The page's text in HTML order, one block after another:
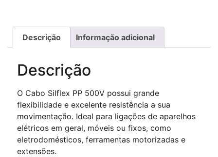
Descrição Informação adicional
Descrição
O Cabo Silflex PP 500V possui grande
flexibilidade e excelente resistência a sua
movimentação. Ideal para ligações de aparelhos
elétricos em geral, móveis ou fixos, como
eletrodomésticos, ferramentas motorizadas e
extensões.